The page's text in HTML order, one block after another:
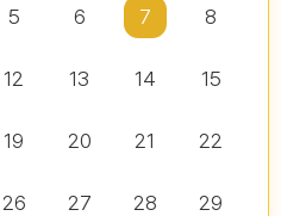
5 6 7 8
12 13 14 15
19 20 21 22
26 27 28 29